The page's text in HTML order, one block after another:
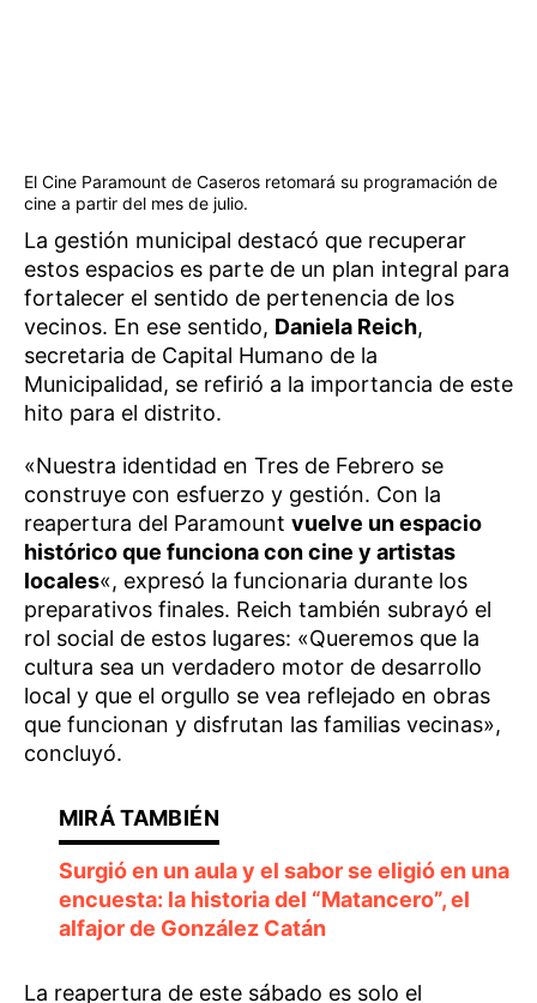
El Cine Paramount de Caseros retomará su programación de
cine a partir del mes de julio.
La gestión municipal destacó que recuperar
estos espacios es parte de un plan integral para
fortalecer el sentido de pertenencia de los
vecinos. En ese sentido, Daniela Reich,
secretaria de Capital Humano de la
Municipalidad, se refirió a la importancia de este
hito para el distrito.
«Nuestra identidad en Tres de Febrero se
construye con esfuerzo y gestión. Con la
reapertura del Paramount vuelve un espacio
histórico que funciona con cine y artistas
locales«, expresó la funcionaria durante los
preparativos finales. Reich también subrayó el
rol social de estos lugares: «Queremos que la
cultura sea un verdadero motor de desarrollo
local y que el orgullo se vea reflejado en obras
que funcionan y disfrutan las familias vecinas»,
concluyó.
Surgió en un aula y el sabor se eligió en una
encuesta: la historia del “Matancero”, el
alfajor de González Catán
La reapertura de este sábado es solo el